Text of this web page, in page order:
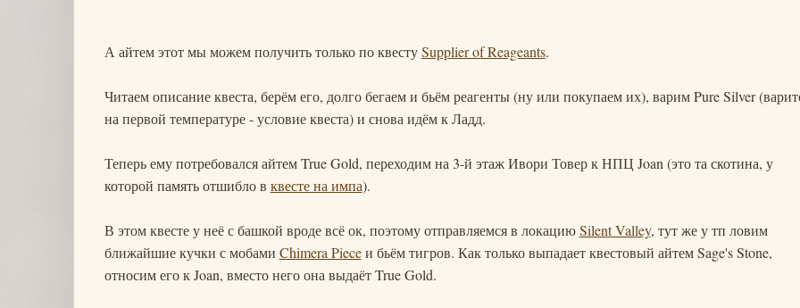
А айтем этот мы можем получить только по квестуSupplier of Reageants.
Читаем описание квеста, берём его, долго бегаем и бьём реагенты (ну или покупаем их), варим Pure Silver
на первой температуре - условие квеста) и снова идём к Ладд.
Теперь ему потребовался айтем True Gold, переходим на 3-й этаж Ивори Товер к НПЦ Joan (это та скотина, у
которой память отшибло в квесте на импа).
В этом квесте у неё с башкой вроде всё ок, поэтому отправляемся в локациюSilent Valley, тут же у тп ловим
ближайшие кучки с мобами Chimera Pieceи бьём тигров. Как только выпадает квестовый айтем Sage's Stone,
относим его к Joan, вместо него она выдаёт True Gold.